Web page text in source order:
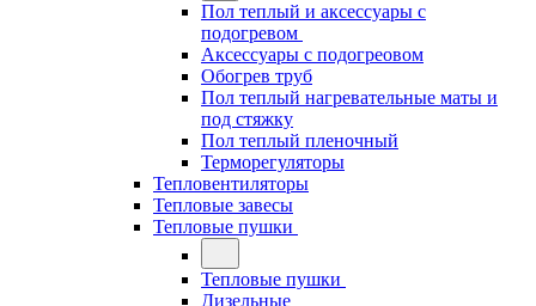
Пол теплый и аксессуары с
подогревом
Аксессуары с подогреовом
Обогрев труб
Пол теплый нагревательные маты и
под стяжку
Пол теплый пленочный
Терморегуляторы
Тепловентиляторы
Тепловые завесы
Тепловые пушки
Тепловые пушки
Дизельные